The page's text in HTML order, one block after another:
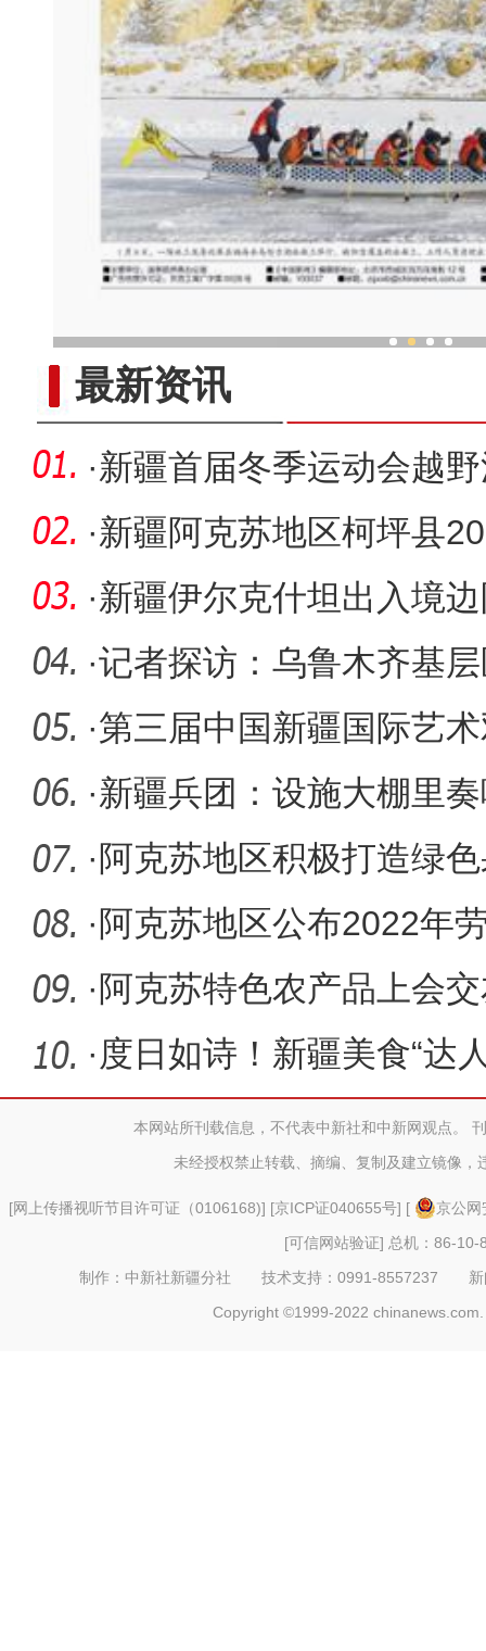
最新资讯
·新疆首届冬季运动会越
（温泉站）
·新疆阿克苏地区柯坪县
工作综述
·新疆伊尔克什坦出入境
境归国旅
·记者探访：乌鲁木齐基
级诊疗中
·第三届中国新疆国际艺
·新疆兵团：设施大棚里奏
· 阿克苏地区积极打造绿
· 阿克苏地区公布2022年
价位 整体
· 阿克苏特色农产品上会
· 度日如诗！新疆美食“达
本网站所刊载信息，不代表中新社和中新网观点。
未经授权禁止转载、摘编、复制及建立镜像，
[网上传播视听节目许可证（0106168)] [京ICP证040655号] [
京公
[可信网站验证] 总机：86-10-
制作：中新社新疆分社 技术支持：0991-8557237
Copyright ©1999-2022